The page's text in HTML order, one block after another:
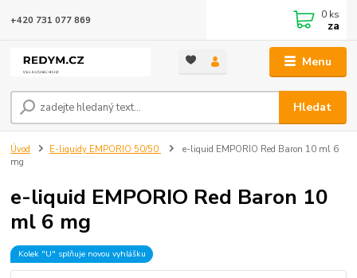
Menu
Hledat
+420 731 077 869 0 ks
za
Úvod E-liquidy EMPORIO 50/50
e-liquid EMPORIO Red Baron 10 ml 6
mg
e-liquid EMPORIO Red Baron 10
ml 6 mg
Kolek "U" splňuje novou vyhlášku